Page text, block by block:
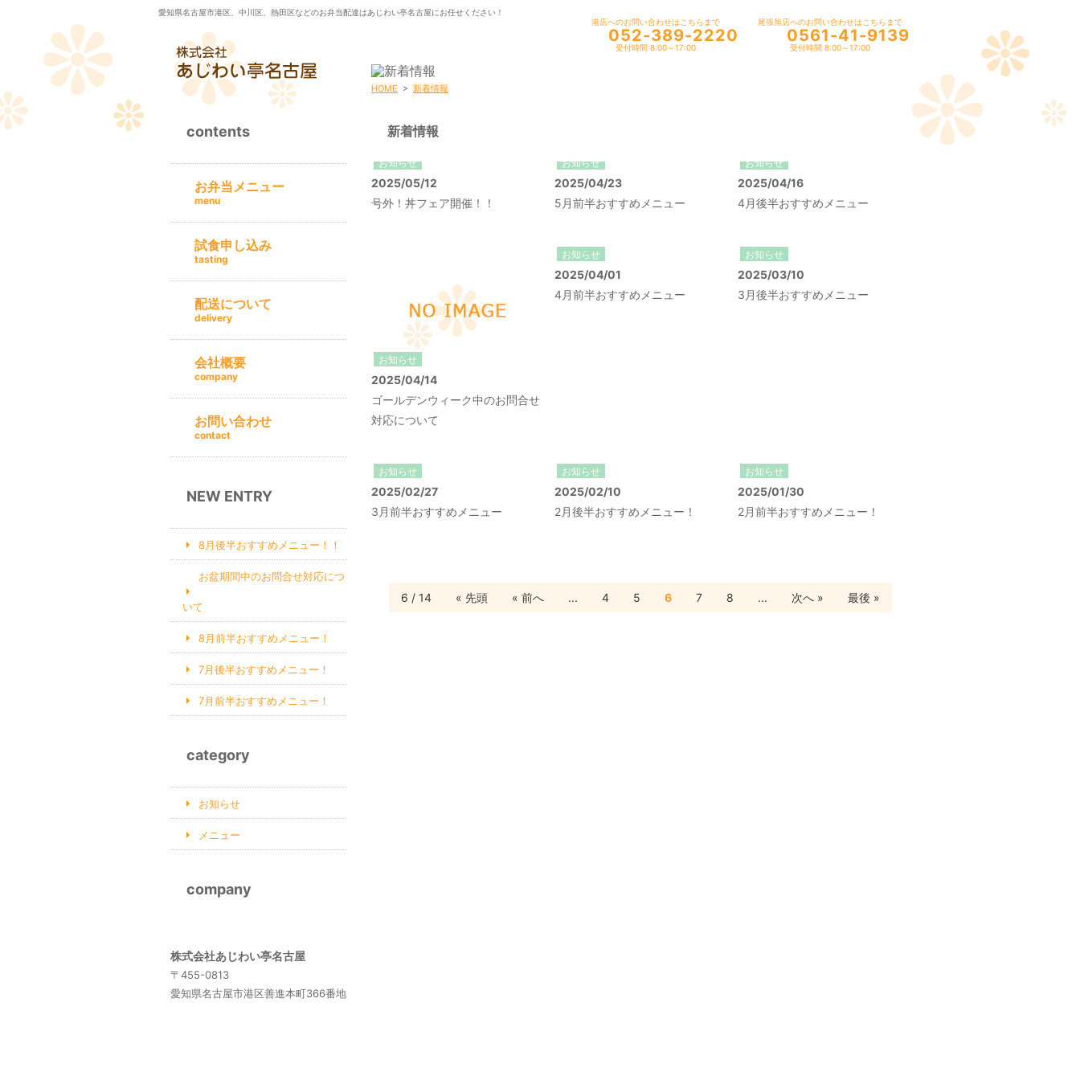
愛知県名古屋市港区、中川区、熱田区などのお弁当配達はあじわい亭名古屋にお任せください！
港店へのお問い合わせはこちらまで
052-389-2220
受付時間 8:00～17:00
尾張旭店へのお問い合わせはこちらまで
0561-41-9139
受付時間 8:00～17:00
HOME > 新着情報
新着情報
お知らせ
2025/05/12
号外！丼フェア開催！！
お知らせ
2025/04/23
5月前半おすすめメニュー
お知らせ
2025/04/16
4月後半おすすめメニュー
お知らせ
2025/04/14
ゴールデンウィーク中のお問合せ
対応について
お知らせ
2025/04/01
4月前半おすすめメニュー
お知らせ
2025/03/10
3月後半おすすめメニュー
お知らせ
2025/02/27
3月前半おすすめメニュー
お知らせ
2025/02/10
2月後半おすすめメニュー！
お知らせ
2025/01/30
2月前半おすすめメニュー！
6 / 14 « 先頭 « 前へ ... 4 5 6 7 8 ... 次へ » 最後 »
contents
お弁当メニュー
menu
試食申し込み
tasting
配送について
delivery
会社概要
company
お問い合わせ
contact
NEW ENTRY
8月後半おすすめメニュー！！
お盆期間中のお問合せ対応につ
いて
8月前半おすすめメニュー！
7月後半おすすめメニュー！
7月前半おすすめメニュー！
category
お知らせ
メニュー
company
株式会社あじわい亭名古屋
〒455-0813
愛知県名古屋市港区善進本町366番地